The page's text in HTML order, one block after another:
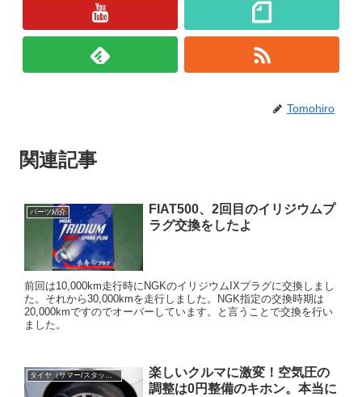
Tomohiro
関連記事
パーツ紹介
FIAT500、2回目のイリジウムプ
ラグ交換をしたよ
前回は10,000km走行時にNGKのイリジウムIXプラグに交換しまし
た。それから30,000kmを走行しました。NGK指定の交換時期は
20,000kmですのでオーバーしています。と言うことで交換を行い
ました。
タイヤ（サマー/スタッドレス）
楽しいクルマに激変！空気圧の
調整は0円整備のキホン。本当に